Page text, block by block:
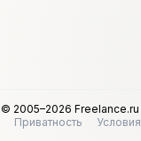
© 2005–2026 Freelance.ru
Приватность
Условия